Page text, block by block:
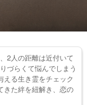
2人の距離は近付いて
づらくて悩んでしまう
る生き霊をチェック
きた絆を紐解き、恋の